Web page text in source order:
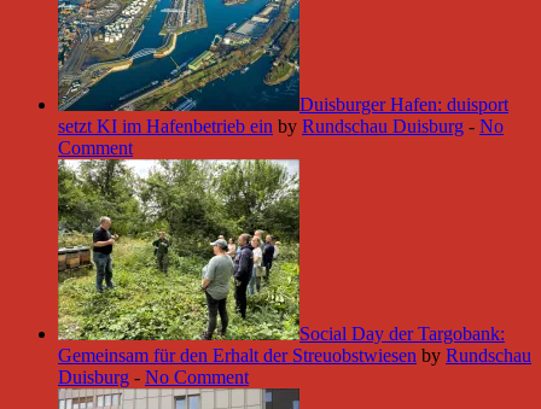
Duisburger Hafen: duisport
setzt KI im Hafenbetrieb ein by Rundschau Duisburg - No
Comment
Social Day der Targobank:
Gemeinsam für den Erhalt der Streuobstwiesen by Rundschau
Duisburg - No Comment